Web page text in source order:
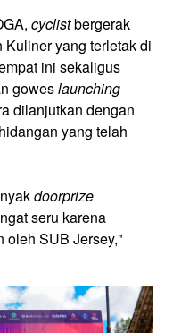
cyclistbergerak
yang terletak di
ini sekaligus
goweslaunching
dilanjutkan dengan
yang telah
doorprize
seru karena
oleh SUB Jersey,"